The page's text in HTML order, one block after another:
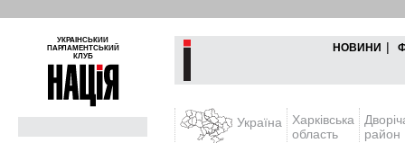
УКРАЇНСЬКИЙ
ПАРЛАМЕНТСЬКИЙ
КЛУБ
НОВИНИ |
Україна
Харківська
область
район